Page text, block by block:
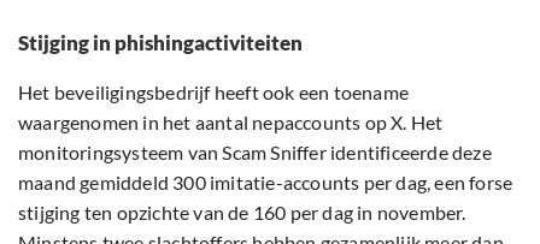
Stijging in phishingactiviteiten
Het beveiligingsbedrijf heeft ook een toename
waargenomen in het aantal nepaccounts op X. Het
monitoringsysteem van Scam Sniffer identificeerde deze
maand gemiddeld 300 imitatie-accounts per dag, een forse
stijging ten opzichte van de 160 per dag in november.